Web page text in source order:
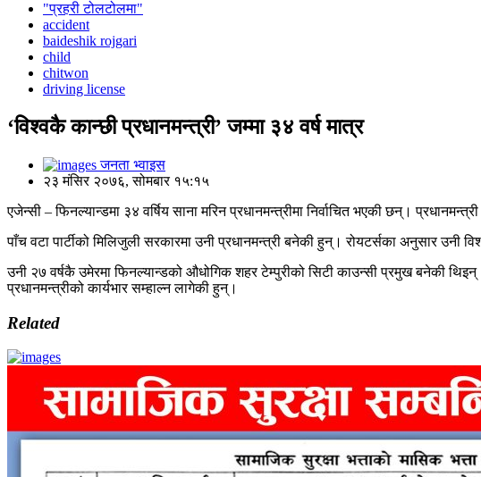
"प्रहरी टोलटोलमा"
accident
baideshik rojgari
child
chitwon
driving license
‘विश्वकै कान्छी प्रधानमन्त्री’ जम्मा ३४ वर्ष मात्र
जनता भ्वाइस
२३ मंसिर २०७६, सोमबार १५:१५
एजेन्सी – फिनल्यान्डमा ३४ वर्षिय साना मरिन प्रधानमन्त्रीमा निर्वाचित भएकी छन्।
पाँच वटा पार्टीको मिलिजुली सरकारमा उनी प्रधानमन्त्री बनेकी हुन्। रोयटर्सका अनुसार उनी
उनी २७ वर्षकै उमेरमा फिनल्यान्डको औधोगिक शहर टेम्पुरीको सिटी काउन्सी प्रमुख बनेकी
प्रधानमन्त्रीको कार्यभार सम्हाल्न लागेकी हुन्।
Related